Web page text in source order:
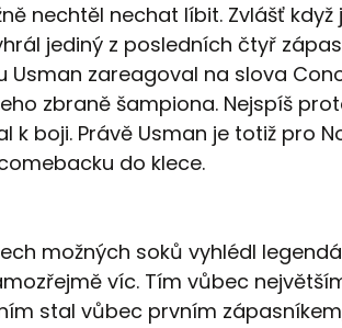
nechtěl nechat líbit. Zvlášť
jediný z posledních čtyř
Usman zareagoval na slova
zbraně šampiona. Nejspíš
k boji. Právě Usman je totiž pro
do klece.
možných soků vyhlédl
víc. Tím vůbec
stal vůbec prvním